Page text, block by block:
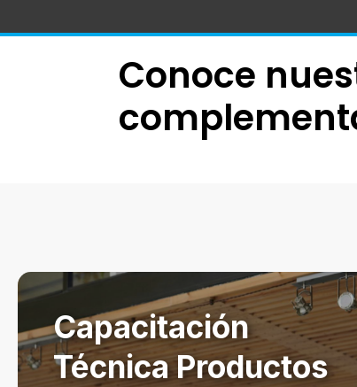
Conoce
Capacitación
Técnica Productos